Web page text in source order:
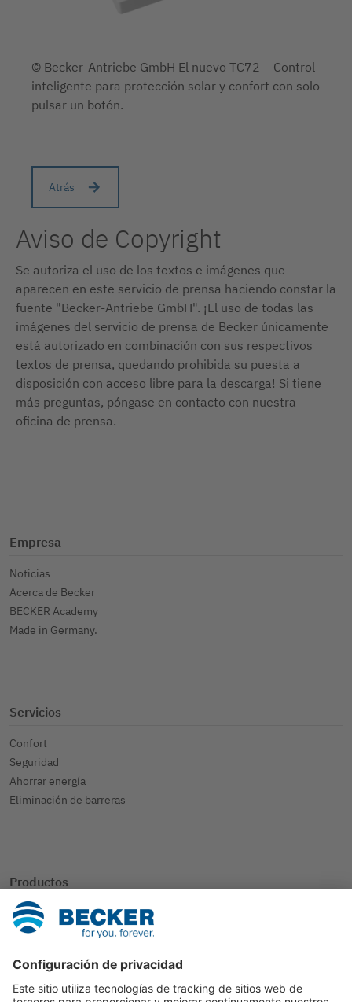
© Becker-Antriebe GmbH El nuevo TC72 – Control
inteligente para protección solar y confort con solo
pulsar un botón.
Atrás
Aviso de Copyright
Se autoriza el uso de los textos e imágenes que
aparecen en este servicio de prensa haciendo constar la
fuente "Becker-Antriebe GmbH". ¡El uso de todas las
imágenes del servicio de prensa de Becker únicamente
está autorizado en combinación con sus respectivos
textos de prensa, quedando prohibida su puesta a
disposición con acceso libre para la descarga! Si tiene
más preguntas, póngase en contacto con nuestra
oficina de prensa.
Empresa
Noticias
Acerca de Becker
BECKER Academy
Made in Germany.
Servicios
Confort
Seguridad
Ahorrar energía
Eliminación de barreras
Productos
SmartHome
Persiana
Otras aplicaciones